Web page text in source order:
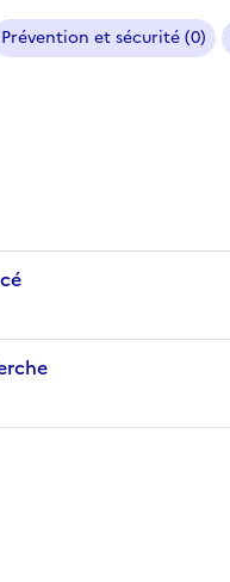
Prévention et sécurité (0)